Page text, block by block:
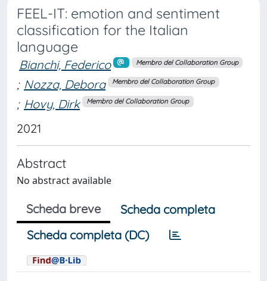
FEEL-IT: emotion and sentiment
classification for the Italian
language
Bianchi, Federico Membro del Collaboration Group
; Nozza, Debora Membro del Collaboration Group
; Hovy, Dirk Membro del Collaboration Group
2021
Abstract
No abstract available
Scheda breve
Scheda completa
Scheda completa (DC)